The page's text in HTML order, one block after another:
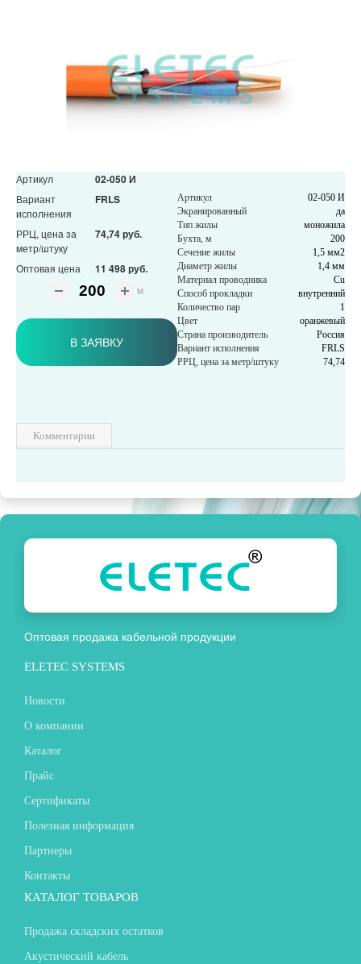
Артикул 02-050 И
Вариант
исполнения
FRLS
РРЦ, цена за
метр/штуку
74,74 руб.
Оптовая цена 11 498 руб.
м
В ЗАЯВКУ
Артикул
02-050 И
Экранированный
да
Тип жилы
моножила
Бухта, м
200
Сечение жилы
1,5 мм2
Диаметр жилы
1,4 мм
Материал проводника
Cu
Способ прокладки
внутренний
Количество пар
1
Цвет
оранжевый
Страна производитель
Россия
Вариант исполнения
FRLS
РРЦ, цена за метр/штуку
74,74
Комментарии
Оптовая продажа кабельной продукции
ELETEC SYSTEMS
Новости
О компании
Каталог
Прайс
Сертификаты
Полезная информация
Партнеры
Контакты
КАТАЛОГ ТОВАРОВ
Продажа складских остатков
Акустический кабель